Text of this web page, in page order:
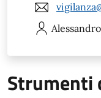
Alessandro
Strumenti